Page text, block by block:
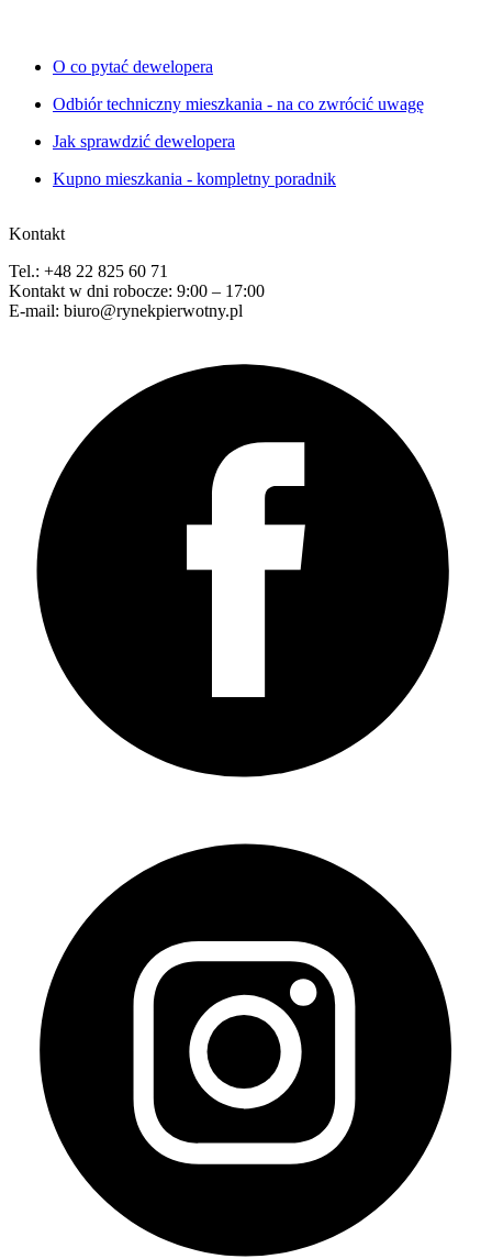
O co pytać dewelopera
Odbiór techniczny mieszkania - na co zwrócić uwagę
Jak sprawdzić dewelopera
Kupno mieszkania - kompletny poradnik
Kontakt
Tel.: +48 22 825 60 71
Kontakt w dni robocze: 9:00 – 17:00
E-mail: biuro@rynekpierwotny.pl